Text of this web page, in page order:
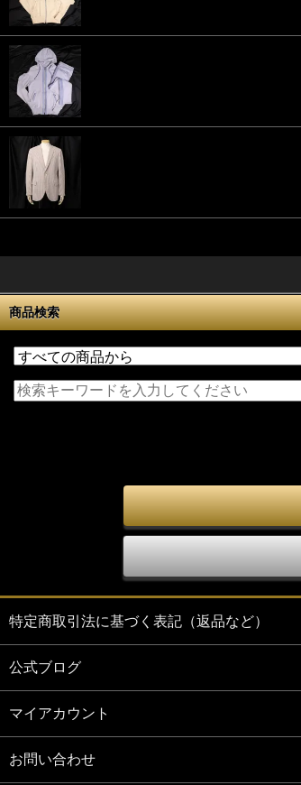
商品検索
特定商取引法に基づく表記（返品など）
公式ブログ
マイアカウント
お問い合わせ